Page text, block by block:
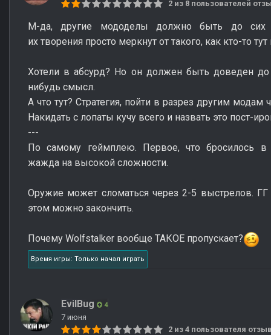
2 из 8 пользователей
М-да, другие мододелы должно быть до сих
их творения просто меркнут от такого, как кто-то
Хотели в абсурд? Но он должен быть доведен
нибудь смысл.
А что тут? Стратегия, пойти в разрез другим модам
Накидать с лопаты кучу всего и назвать это пост-
---
По самому геймплею. Первое, что бросилось в
жажда на высокой сложности.
Оружие может сломаться через 2-5 выстрелов.
этом можно закончить.
Почему Wolfstalker вообще ТАКОЕ пропускает?
Время игры: Только начал играть
EvilBug 4
7 июня
2 из 4 пользователя